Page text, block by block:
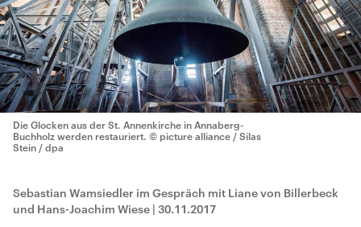
Die Glocken aus der St. Annenkirche in Annaberg-
Buchholz werden restauriert. © picture alliance / Silas
Stein / dpa
Sebastian Wamsiedler im Gespräch mit Liane von Billerbeck
und Hans-Joachim Wiese | 30.11.2017